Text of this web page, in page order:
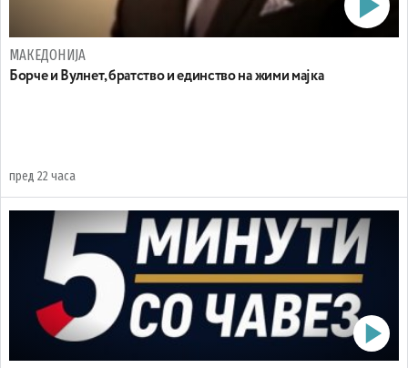
МАКЕДОНИЈА
Борче и Вулнет, братство и единство на жими мајка
пред 22 часа